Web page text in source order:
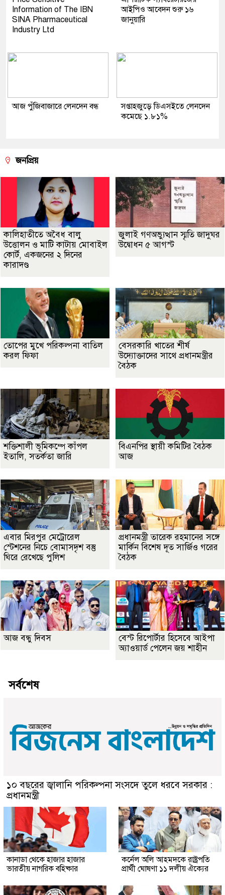
Information of The IBN
SINA Pharmaceutical
Industry Ltd
আইপিও আবেদন শুরু ১৬
জানুয়ারি
আজ পুঁজিবাজারে লেনদেন বন্ধ
সপ্তাহজুড়ে ডিএসইতে লেনদেন
কমেছে ১.৮১%
জনপ্রিয়
কালিহাতীতে অবৈধ বালু
উত্তোলন ও মাটি কাটায় মোবাইল
কোর্ট, একজনের ২ দিনের
কারাদণ্ড
জুলাই গণঅভ্যুত্থান স্মৃতি জাদুঘর
উদ্বোধন ৫ আগস্ট
তোপের মুখে পরিকল্পনা বাতিল
করল ফিফা
বেসরকারি খাতের শীর্ষ
উদ্যোক্তাদের সাথে প্রধানমন্ত্রীর
বৈঠক
শক্তিশালী ভূমিকম্পে কাঁপল
ইতালি, সতর্কতা জারি
বিএনপির স্থায়ী কমিটির বৈঠক
আজ
এবার মিরপুর মেট্রোরেল
স্টেশনের নিচে বোমাসদৃশ বস্তু
ঘিরে রেখেছে পুলিশ
প্রধানমন্ত্রী তারেক রহমানের সঙ্গে
মার্কিন বিশেষ দূত সার্জিও গরের
বৈঠক
আজ বন্ধু দিবস
বেস্ট রিপোর্টার হিসেবে আইপা
অ্যাওয়ার্ড পেলেন জয় শাহীন
সর্বশেষ
১০ বছরের জ্বালানি পরিকল্পনা সংসদে তুলে ধরবে সরকার :
প্রধানমন্ত্রী
কানাডা থেকে হাজার হাজার
ভারতীয় নাগরিক বহিষ্কার
কর্নেল অলি আহমদকে রাষ্ট্রপতি
প্রার্থী ঘোষণা ১১ দলীয় ঐক্যের